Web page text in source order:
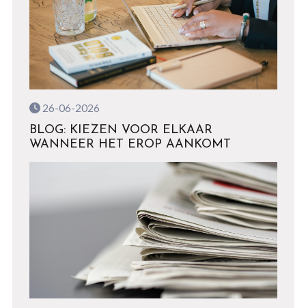
26-06-2026
BLOG: KIEZEN VOOR ELKAAR
WANNEER HET EROP AANKOMT